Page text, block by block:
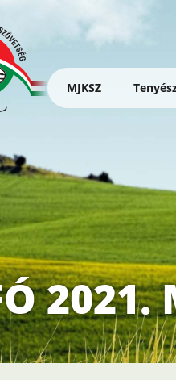
MJKSZ
2021.